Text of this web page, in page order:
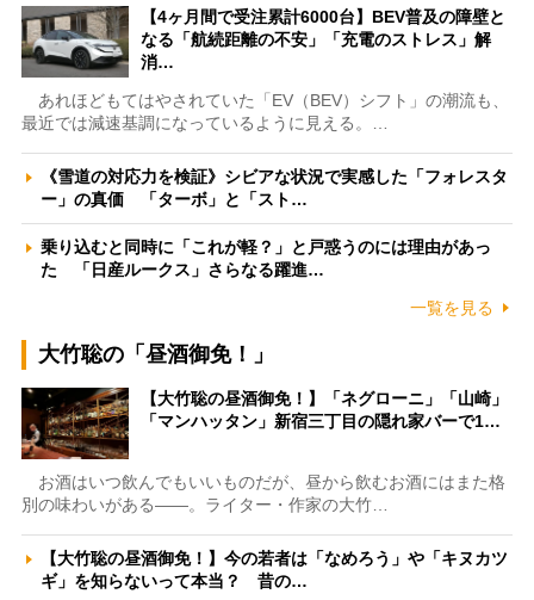
【4ヶ月間で受注累計6000台】BEV普及の障壁と
なる「航続距離の不安」「充電のストレス」解
消…
あれほどもてはやされていた「EV（BEV）シフト」の潮流も、
最近では減速基調になっているように見える。…
《雪道の対応力を検証》シビアな状況で実感した「フォレスタ
ー」の真価 「ターボ」と「スト…
乗り込むと同時に「これが軽？」と戸惑うのには理由があっ
た 「日産ルークス」さらなる躍進…
一覧を見る
大竹聡の「昼酒御免！」
【大竹聡の昼酒御免！】「ネグローニ」「山崎」
「マンハッタン」新宿三丁目の隠れ家バーで1…
お酒はいつ飲んでもいいものだが、昼から飲むお酒にはまた格
別の味わいがある――。ライター・作家の大竹…
【大竹聡の昼酒御免！】今の若者は「なめろう」や「キヌカツ
ギ」を知らないって本当？ 昔の…